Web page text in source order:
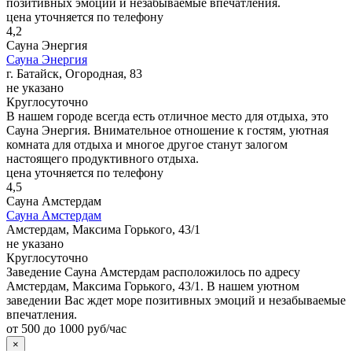
цена уточняется по телефону
4,2
Сауна Энергия
Сауна Энергия
г. Батайск, Огородная, 83
не указано
Круглосуточно
В нашем городе всегда есть отличное место для отдыха, это
Сауна Энергия. Внимательное отношение к гостям, уютная
комната для отдыха и многое другое станут залогом
настоящего продуктивного отдыха.
цена уточняется по телефону
4,5
Сауна Амстердам
Сауна Амстердам
Амстердам, Максима Горького, 43/1
не указано
Круглосуточно
Заведение Сауна Амстердам расположилось по адресу
Амстердам, Максима Горького, 43/1. В нашем уютном
заведении Вас ждет море позитивных эмоций и незабываемые
впечатления.
от 500 до 1000 руб/час
×